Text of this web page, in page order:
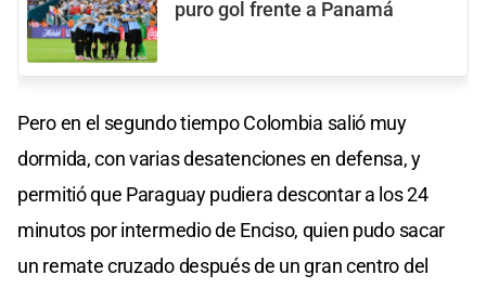
puro gol frente a Panamá
Pero en el segundo tiempo Colombia salió muy
dormida, con varias desatenciones en defensa, y
permitió que Paraguay pudiera descontar a los 24
minutos por intermedio de Enciso, quien pudo sacar
un remate cruzado después de un gran centro del